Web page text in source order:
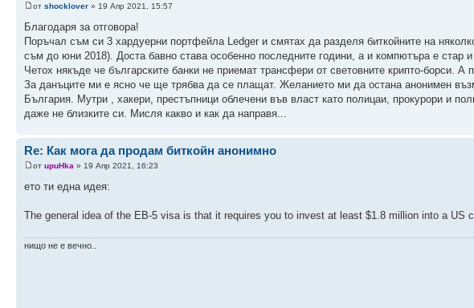
от shocklover » 19 Апр 2021, 15:57
Благодаря за отговора!
Поръчал съм си 3 хардуерни портфейла Ledger и смятах да разделя биткойните на
съм до юни 2018). Доста бавно става особенно последните години, а и компютъра е стар
Четох някъде че българските банки не приемат трансфери от световните крипто-борси.
За данъците ми е ясно че ще трябва да се плащат. Желанието ми да остана анонимен
България. Мутри , хакери, престъпници облечени във власт като полицаи, прокурори и
даже не близките си. Мисля какво и как да направя...
Re: Как мога да продам биткойн анонимно
от upuHka » 19 Апр 2021, 16:23
ето ти една идея:
The general idea of the EB-5 visa is that it requires you to invest at least $1.8 million into a US
нищо не е вечно..